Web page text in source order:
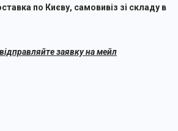
по Києву, самовивіз зі складу в
заявку на мейл